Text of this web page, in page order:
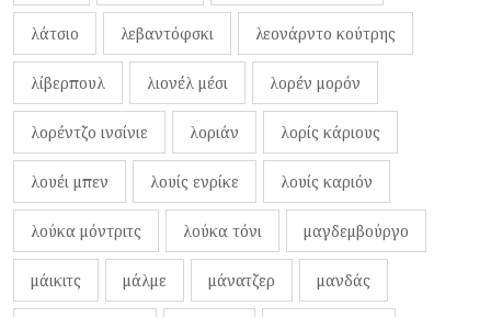
λάτσιο λεβαντόφσκι λεονάρντο κούτρης
λίβερπουλ λιονέλ μέσι λορέν μορόν
λορέντζο ινσίνιε λοριάν λορίς κάριους
λουέι μπεν λουίς ενρίκε λουίς καριόν
λούκα μόντριτς λούκα τόνι μαγδεμβούργο
μάικιτς μάλμε μάνατζερ μανδάς